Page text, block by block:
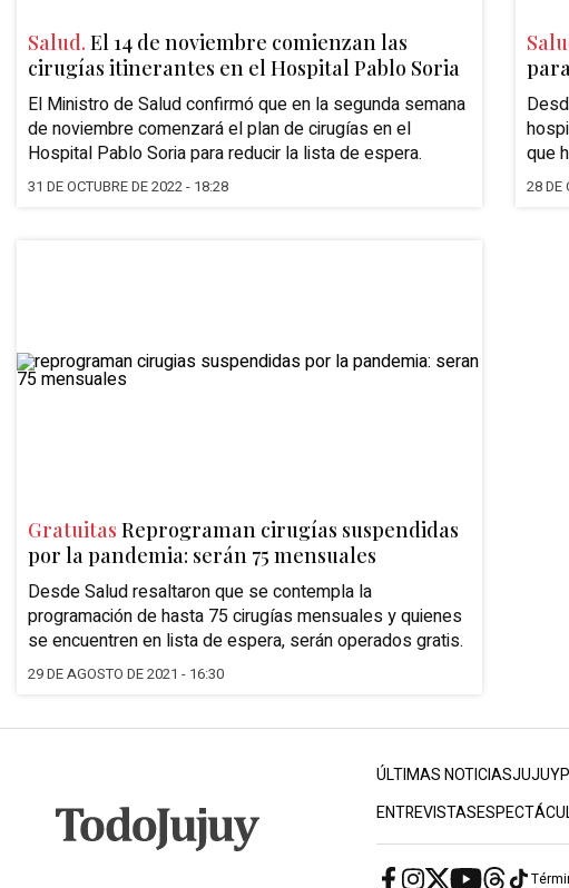
Salud. El 14 de noviembre comienzan las
cirugías itinerantes en el Hospital Pablo Soria
El Ministro de Salud confirmó que en la segunda semana
de noviembre comenzará el plan de cirugías en el
Hospital Pablo Soria para reducir la lista de espera.
31 DE OCTUBRE DE 2022 - 18:28
que
28 DE
Gratuitas Reprograman cirugías suspendidas
por la pandemia: serán 75 mensuales
Desde Salud resaltaron que se contempla la
programación de hasta 75 cirugías mensuales y quienes
se encuentren en lista de espera, serán operados gratis.
29 DE AGOSTO DE 2021 - 16:30
ÚLTIMAS NOTICIASJUJUY
ENTREVISTAS